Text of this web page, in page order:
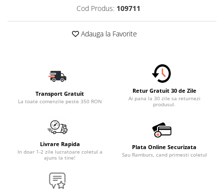
Covorase Auto/ Presuri Auto
Seturi Interior
Accesorii Siguranta Auto
Incarcatoare Auto
Accesorii pentru Roti si Anvelope
Organizatoare Auto
Iluminat Auto
Cod Produs: 109711
Adauga la Favorite
Transport Gratuit
La toate comenzile peste 350 RON
Retur Gratuit 30 de Zile
Ai pana la 30 zile sa returnezi
produsul.
Livrare Rapida
In doar 1-2 zile lucratoare coletul a
ajuns la tine!
Plata Online Securizata
Sau Ramburs, cand primesti coletul